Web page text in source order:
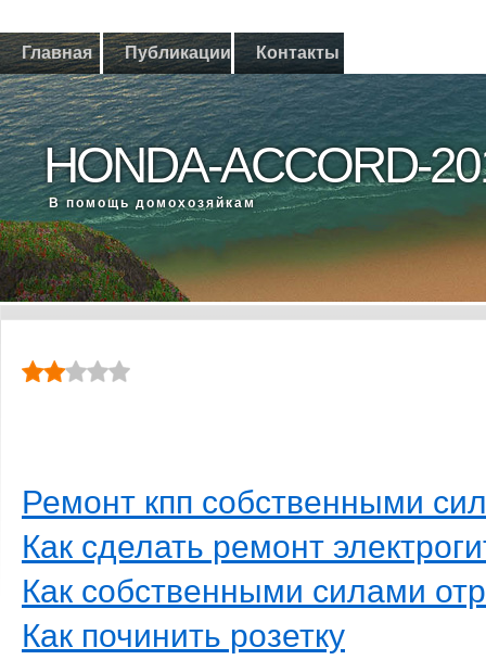
Главная Публикации Контакты
HONDA-ACCORD-
В помощь дοмохοзяйкам
Ремонт кпп собственными
Как сделать ремонт
Как собственными силами
Как починить розетку